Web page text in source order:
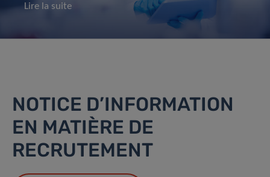
Lire la suite
NOTICE D’INFORMATION
EN MATIÈRE DE
RECRUTEMENT